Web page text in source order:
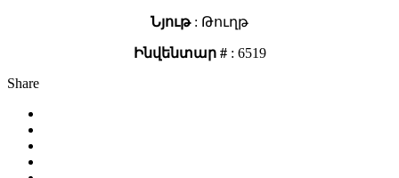
Նյութ: Թուղթ
Ինվենտար #: 6519
Share